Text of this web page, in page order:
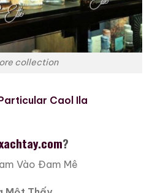
collection
Caol Ila
?
Vào Đam Mê